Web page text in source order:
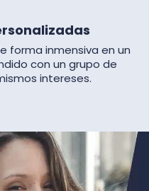
forma inmensiva en un
con un grupo de
intereses.